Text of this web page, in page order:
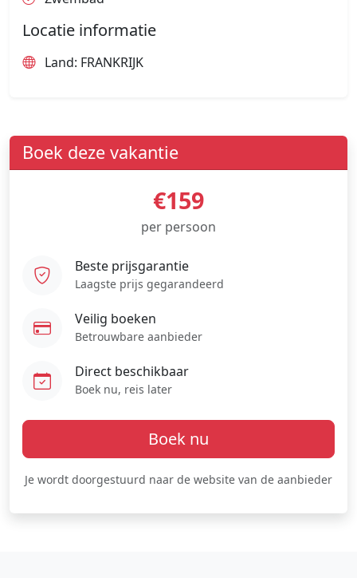
Locatie informatie
Land: FRANKRIJK
Boek deze vakantie
€159
per persoon
Beste prijsgarantie
Laagste prijs gegarandeerd
Veilig boeken
Betrouwbare aanbieder
Direct beschikbaar
Boek nu, reis later
Boek nu
Je wordt doorgestuurd naar de website van de aanbieder